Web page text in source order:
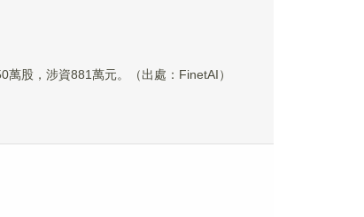
股，涉資881萬元。（出處：FinetAI）